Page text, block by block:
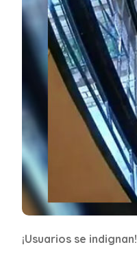
¡Usuarios se indignan!